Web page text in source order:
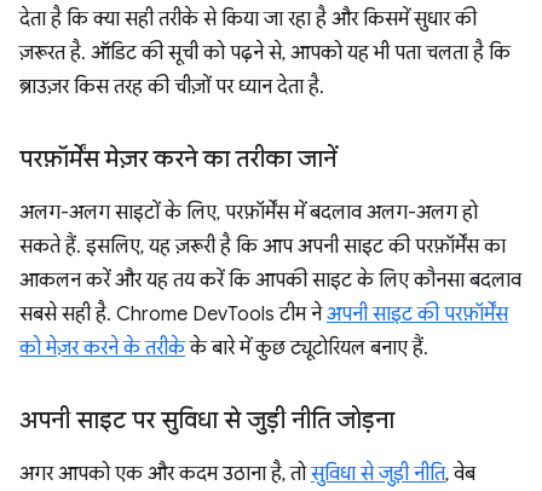
देता है कि क्या सही तरीके से किया जा रहा है और किसमें सुधार की
ज़रूरत है. ऑडिट की सूची को पढ़ने से, आपको यह भी पता चलता है कि
ब्राउज़र किस तरह की चीज़ों पर ध्यान देता है.
परफ़ॉर्मेंस मेज़र करने का तरीका जानें
अलग-अलग साइटों के लिए, परफ़ॉर्मेंस में बदलाव अलग-अलग हो
सकते हैं. इसलिए, यह ज़रूरी है कि आप अपनी साइट की परफ़ॉर्मेंस का
आकलन करें और यह तय करें कि आपकी साइट के लिए कौनसा बदलाव
सबसे सही है. Chrome DevTools टीम नेअपनी साइट की परफ़ॉर्मेंस
को मेज़र करने के तरीकेके बारे में कुछ ट्यूटोरियल बनाए हैं.
अपनी साइट पर सुविधा से जुड़ी नीति जोड़ना
अगर आपको एक और कदम उठाना है, तोसुविधा से जुड़ी नीति, वेब